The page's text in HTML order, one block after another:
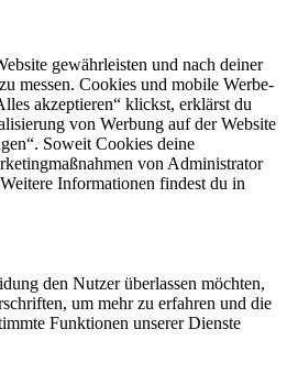
gewährleisten und nach deiner
messen. Cookies und mobile Werbe-
akzeptieren“ klickst, erklärst du
von Werbung auf der Website
Soweit Cookies deine
von Administrator
Weitere Informationen findest du in
den Nutzer überlassen möchten,
um mehr zu erfahren und die
Funktionen unserer Dienste